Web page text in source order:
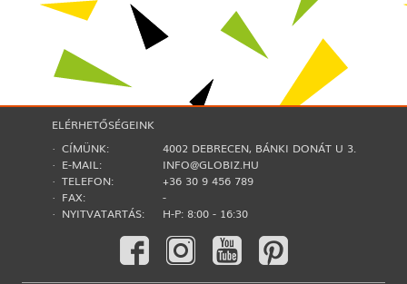
ELÉRHETŐSÉGEINK
· CÍMÜNK:
4002 DEBRECEN, BÁNKI DONÁT U 3.
· E-MAIL:
INFO@GLOBIZ.HU
· TELEFON:
+36 30 9 456 789
· FAX:
-
· NYITVATARTÁS:
H-P: 8:00 - 16:30